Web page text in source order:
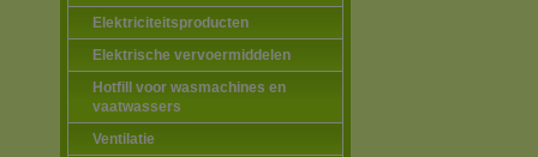
Elektriciteitsproducten
Elektrische vervoermiddelen
Hotfill voor wasmachines en
vaatwassers
Ventilatie